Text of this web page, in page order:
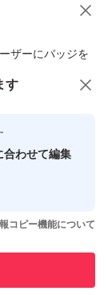
ザーにバッジを
ーです
績があります
ります
への質問
す
合わせて編集
コピー機能について